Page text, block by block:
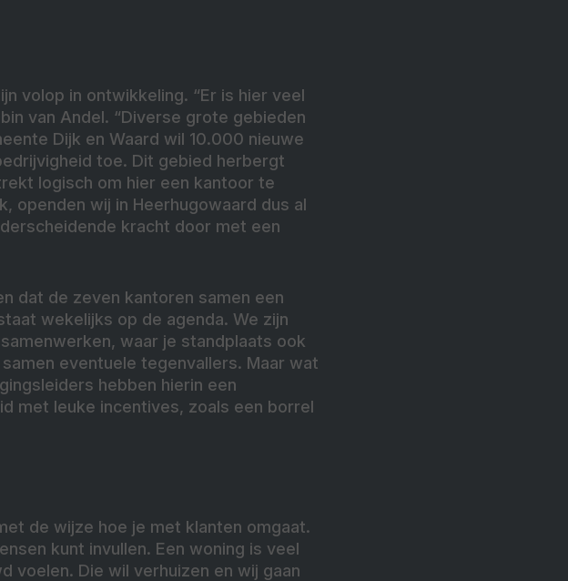
volop in ontwikkeling. “Er is hier veel
van Andel. “Diverse grote gebieden
Dijk en Waard wil 10.000 nieuwe
toe. Dit gebied herbergt
logisch om hier een kantoor te
openden wij in Heerhugowaard dus al
kracht door met een
dat de zeven kantoren samen een
wekelijks op de agenda. We zijn
waar je standplaats ook
eventuele tegenvallers. Maar wat
hebben hierin een
met leuke incentives, zoals een borrel
de wijze hoe je met klanten omgaat.
kunt invullen. Een woning is veel
voelen. Die wil verhuizen en wij gaan